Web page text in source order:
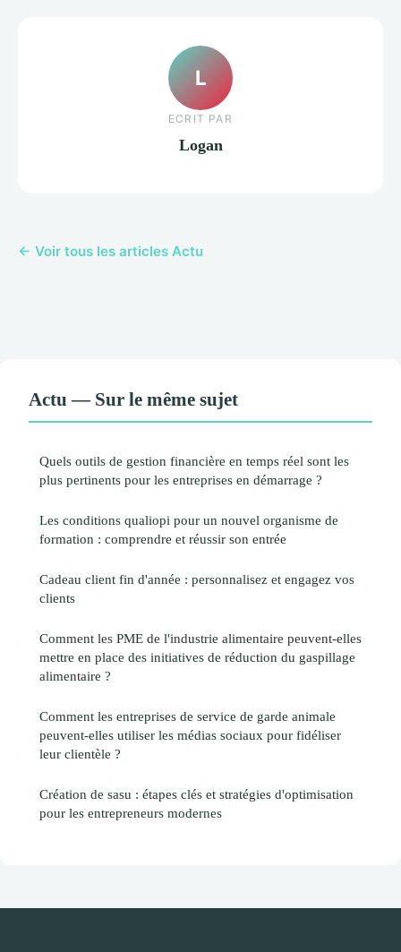
L
ECRIT PAR
Logan
← Voir tous les articles Actu
Actu — Sur le même sujet
Quels outils de gestion financière en temps réel sont les
plus pertinents pour les entreprises en démarrage ?
Les conditions qualiopi pour un nouvel organisme de
formation : comprendre et réussir son entrée
Cadeau client fin d'année : personnalisez et engagez vos
clients
Comment les PME de l'industrie alimentaire peuvent-elles
mettre en place des initiatives de réduction du gaspillage
alimentaire ?
Comment les entreprises de service de garde animale
peuvent-elles utiliser les médias sociaux pour fidéliser
leur clientèle ?
Création de sasu : étapes clés et stratégies d'optimisation
pour les entrepreneurs modernes